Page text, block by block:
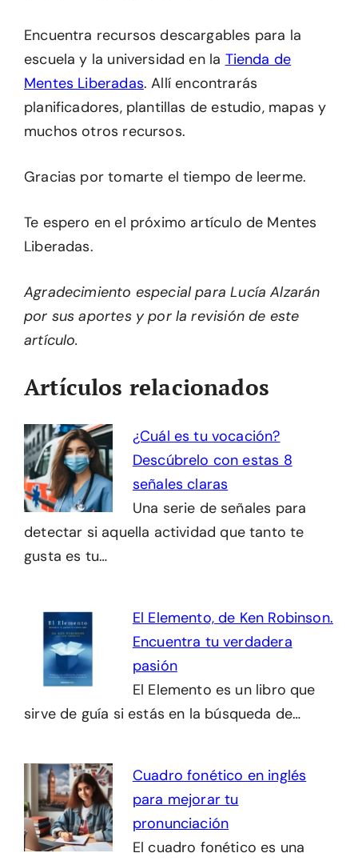
Encuentra recursos descargables para la
escuela y la universidad en la Tienda de
Mentes Liberadas. Allí encontrarás
planificadores, plantillas de estudio, mapas y
muchos otros recursos.
Gracias por tomarte el tiempo de leerme.
Te espero en el próximo artículo de Mentes
Liberadas.
Agradecimiento especial para Lucía Alzarán
por sus aportes y por la revisión de este
artículo.
Artículos relacionados
¿Cuál es tu vocación?
Descúbrelo con estas 8
señales claras
Una serie de señales para
detectar si aquella actividad que tanto te
gusta es tu…
El Elemento, de Ken Robinson.
Encuentra tu verdadera
pasión
El Elemento es un libro que
sirve de guía si estás en la búsqueda de…
Cuadro fonético en inglés
para mejorar tu
pronunciación
El cuadro fonético es una